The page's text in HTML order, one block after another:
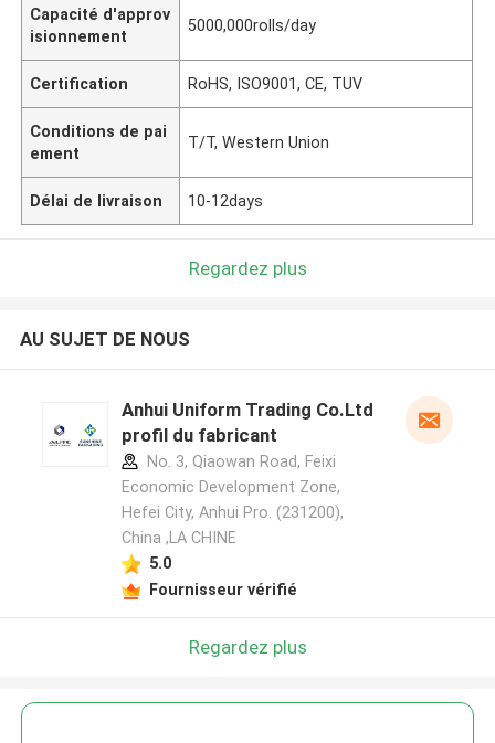
Capacité d'approv
isionnement
5000,000rolls/day
Certification RoHS, ISO9001, CE, TUV
Conditions de pai
ement
T/T, Western Union
Délai de livraison 10-12days
Regardez plus
AU SUJET DE NOUS
Anhui Uniform Trading Co.Ltd
profil du fabricant
No. 3, Qiaowan Road, Feixi
Economic Development Zone,
Hefei City, Anhui Pro. (231200),
China ,LA CHINE
5.0
Fournisseur vérifié
Regardez plus